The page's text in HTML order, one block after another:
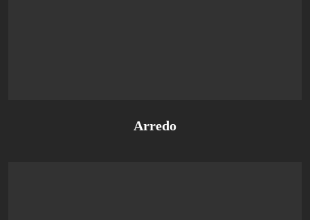
Arredo